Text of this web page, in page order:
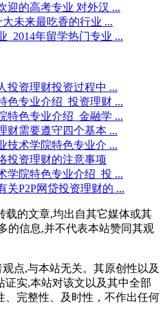
迎的高考专业 对外汉 ...
大未来最吃香的行业 ...
_2014年留学热门专业 ...
投资理财投资过程中 ...
色专业介绍_投资理财 ...
特色专业介绍_金融学 ...
财需要遵守四个基本 ...
技术学院特色专业介 ...
投资理财的注意事项
学院特色专业介绍_投 ...
关P2P网贷投资理财的 ...
载的文章,均出自其它媒体或其
的信息,并不代表本站赞同其观
点,与本站无关。其原创性以及
实,本站对该文以及其中全部
、完整性、及时性，不作出任何